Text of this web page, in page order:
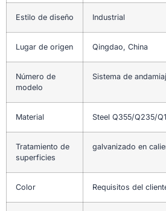
Estilo de diseño Industrial
Lugar de origen Qingdao, China
Número de
modelo
Sistema de
Material Steel Q355/Q235/
Tratamiento de
superficies
galvanizado en
Color Requisitos del